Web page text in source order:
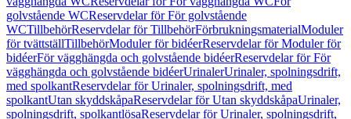
golvstående WCReservdelar för För golvstående
WCTillbehörReservdelar för TillbehörFörbrukningsmaterialModuler
för tvättställTillbehörModuler för bidéerReservdelar för Moduler för
bidéerFör vägghängda och golvstående bidéerReservdelar för För
vägghängda och golvstående bidéerUrinalerUrinaler, spolningsdrift,
med spolkantReservdelar för Urinaler, spolningsdrift, med
spolkantUtan skyddskåpaReservdelar för Utan skyddskåpaUrinaler,
spolningsdrift, spolkantlösaReservdelar för Urinaler, spolningsdrift,